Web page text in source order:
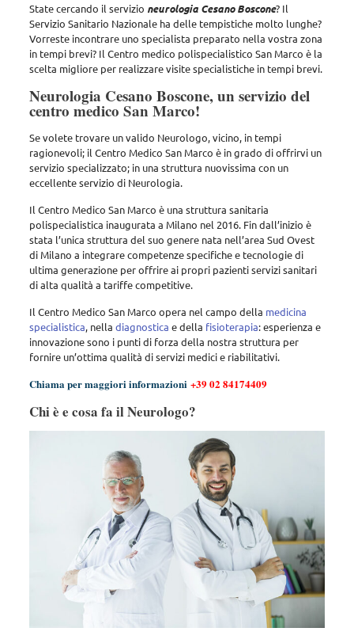
State cercando il servizio neurologia Cesano Boscone? Il
Servizio Sanitario Nazionale ha delle tempistiche molto lunghe?
Vorreste incontrare uno specialista preparato nella vostra zona
in tempi brevi? Il Centro medico polispecialistico San Marco è la
scelta migliore per realizzare visite specialistiche in tempi brevi.
Neurologia Cesano Boscone, un servizio del
centro medico San Marco!
Se volete trovare un valido Neurologo, vicino, in tempi
ragionevoli; il Centro Medico San Marco è in grado di offrirvi un
servizio specializzato; in una struttura nuovissima con un
eccellente servizio di Neurologia.
Il Centro Medico San Marco è una struttura sanitaria
polispecialistica inaugurata a Milano nel 2016. Fin dall’inizio è
stata l’unica struttura del suo genere nata nell’area Sud Ovest
di Milano a integrare competenze specifiche e tecnologie di
ultima generazione per offrire ai propri pazienti servizi sanitari
di alta qualità a tariffe competitive.
Il Centro Medico San Marco opera nel campo della medicina
specialistica, nella diagnostica e della fisioterapia: esperienza e
innovazione sono i punti di forza della nostra struttura per
fornire un’ottima qualità di servizi medici e riabilitativi.
Chiama per maggiori informazioni +39 02 84174409
Chi è e cosa fa il Neurologo?